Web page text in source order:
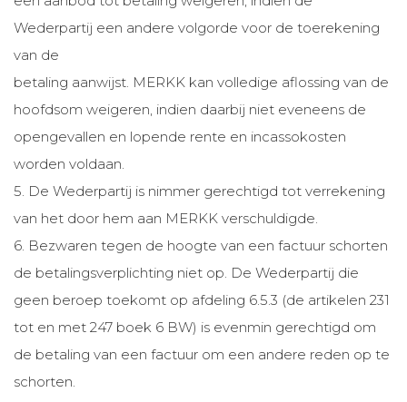
Wederpartij een andere volgorde voor de toerekening
van de
betaling aanwijst. MERKK kan volledige aflossing van de
hoofdsom weigeren, indien daarbij niet eveneens de
opengevallen en lopende rente en incassokosten
worden voldaan.
5. De Wederpartij is nimmer gerechtigd tot verrekening
van het door hem aan MERKK verschuldigde.
6. Bezwaren tegen de hoogte van een factuur schorten
de betalingsverplichting niet op. De Wederpartij die
geen beroep toekomt op afdeling 6.5.3 (de artikelen 231
tot en met 247 boek 6 BW) is evenmin gerechtigd om
de betaling van een factuur om een andere reden op te
schorten.